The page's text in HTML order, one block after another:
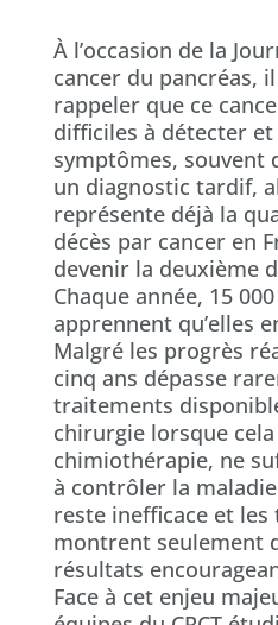
À l’occasion de la
cancer du pancréas,
rappeler que ce
difficiles à détecter
symptômes, souvent
un diagnostic tardif,
représente déjà la
décès par cancer en
devenir la deuxième
Chaque année, 15
apprennent qu’elles
Malgré les progrès
cinq ans dépasse
traitements
chirurgie lorsque
chimiothérapie, ne
à contrôler la
reste inefficace et les
montrent seulement
résultats
Face à cet enjeu